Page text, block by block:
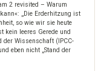
2 revisited – Warum
„Die Erderhitzung ist
so wie wir sie heute
kein leeres Gerede und
der Wissenschaft (IPCC-
eben nicht „Stand der